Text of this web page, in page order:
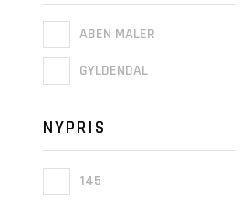
ABEN MALER
GYLDENDAL
NYPRIS
145